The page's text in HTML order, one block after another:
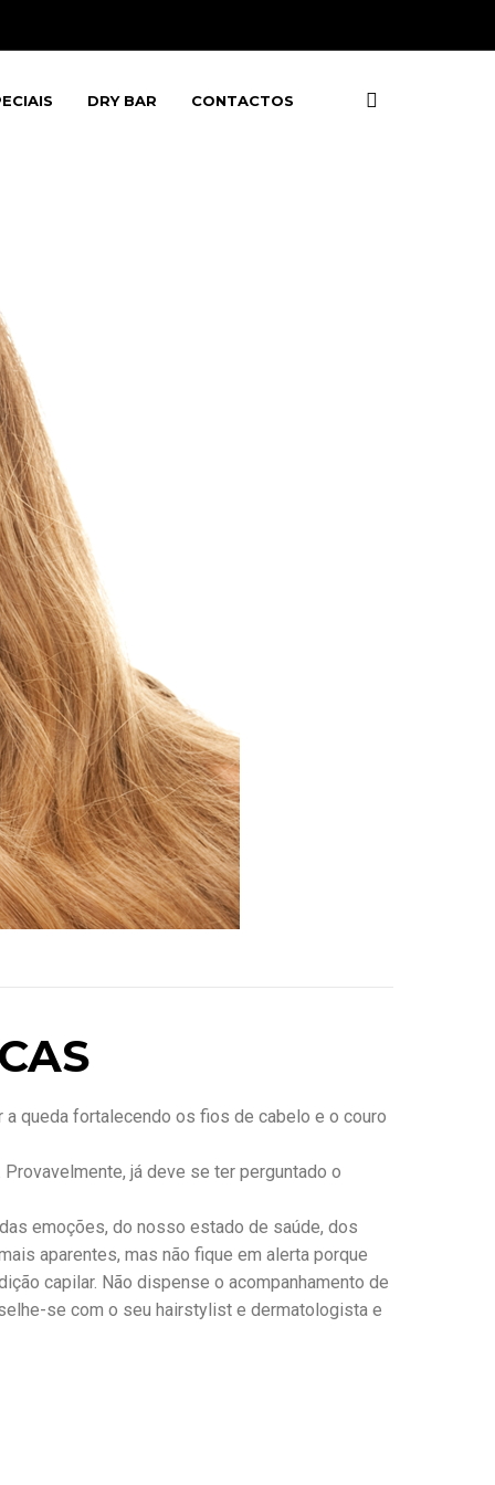
DRY BAR CONTACTOS
queda fortalecendo os fios de cabelo e o couro
já deve se ter perguntado o
emoções, do nosso estado de saúde, dos
aparentes, mas não fique em alerta porque
capilar. Não dispense o acompanhamento de
se com o seu hairstylist e dermatologista e